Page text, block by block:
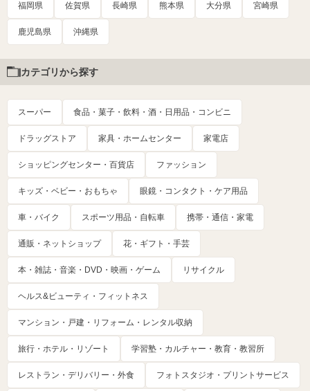
福岡県 佐賀県 長崎県 熊本県 大分県 宮崎県
鹿児島県 沖縄県
カテゴリから探す
スーパー 食品・菓子・飲料・酒・日用品・コンビニ
ドラッグストア 家具・ホームセンター 家電店
ショッピングセンター・百貨店 ファッション
キッズ・ベビー・おもちゃ 眼鏡・コンタクト・ケア用品
車・バイク スポーツ用品・自転車 携帯・通信・家電
通販・ネットショップ 花・ギフト・手芸
本・雑誌・音楽・DVD・映画・ゲーム リサイクル
ヘルス&ビューティ・フィットネス
マンション・戸建・リフォーム・レンタル収納
旅行・ホテル・リゾート 学習塾・カルチャー・教育・教習所
レストラン・デリバリー・外食 フォトスタジオ・プリントサービス